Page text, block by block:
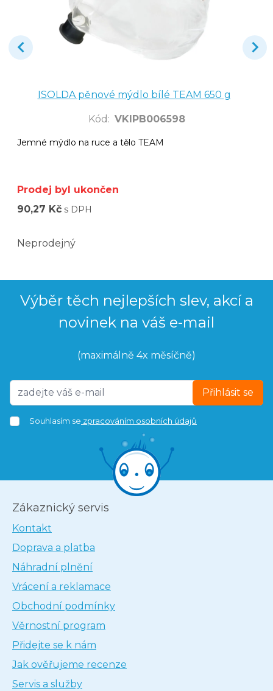
ISOLDA pěnové mýdlo bílé TEAM 650 g
Kód : VKIPB006598
Jemné mýdlo na ruce a tělo TEAM
Prodej byl ukončen
90,27 Kč s DPH
Neprodejný
Výběr těch nejlepších slev, akcí a
novinek na váš e-mail
(maximálně 4x měsíčně)
Přihlásit se
Souhlasím se zpracováním osobních údajů
Zákaznický servis
Kontakt
Doprava a platba
Náhradní plnění
Vrácení a reklamace
Obchodní podmínky
Věrnostní program
Přidejte se k nám
Jak ověřujeme recenze
Servis a služby